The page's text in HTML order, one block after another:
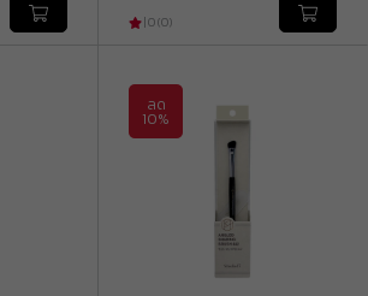
|0(0)
ลด
10%